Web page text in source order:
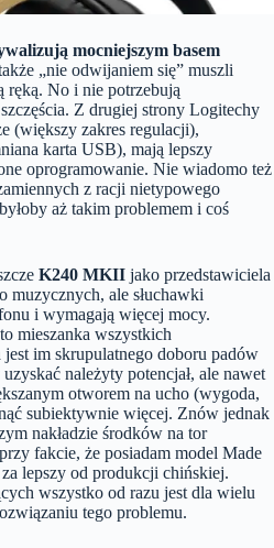
mocniejszym basem
„nie odwijaniem się” muszli
ręką. No i nie potrzebują
Z drugiej strony Logitechy
(większy zakres regulacji),
karta USB), mają lepszy
oprogramowanie. Nie wiadomo też
z racji nietypowego
aż takim problemem i coś
K240 MKII jako przedstawiciela
muzycznych, ale słuchawki
i wymagają więcej mocy.
mieszanka wszystkich
im skrupulatnego doboru padów
należyty potencjał, ale nawet
otworem na ucho (wygoda,
subiektywnie więcej. Znów jednak
nakładzie środków na tor
fakcie, że posiadam model Made
lepszy od produkcji chińskiej.
wszystko od razu jest dla wielu
tego problemu.